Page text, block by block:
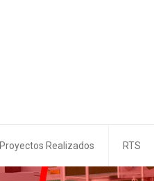
Proyectos Realizados RTS